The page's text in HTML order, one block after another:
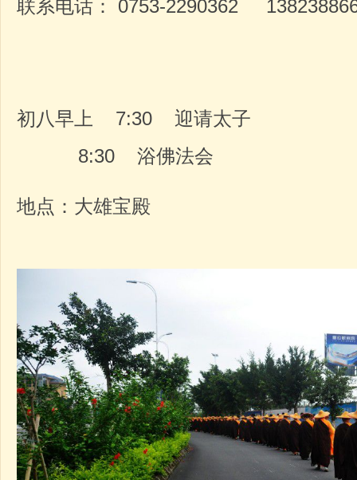
联系电话： 0753-2290362
初八早上 7:30 迎请太子
8:30 浴佛法会
地点：大雄宝殿